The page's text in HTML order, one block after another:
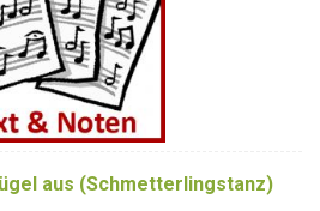
aus (Schmetterlingstanz)